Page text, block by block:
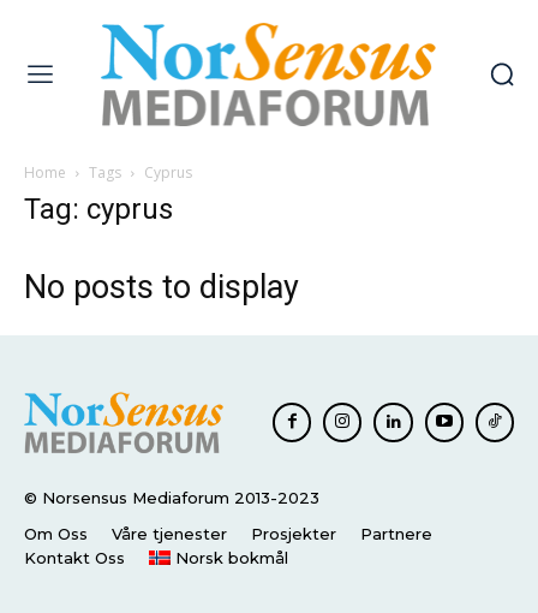
Home Tags Cyprus
Tag: cyprus
No posts to display
© Norsensus Mediaforum 2013-2023
Om Oss
Våre tjenester Prosjekter
Partnere
Kontakt Oss
Norsk bokmål